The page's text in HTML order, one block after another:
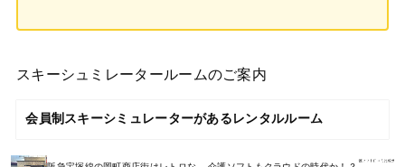
スキーシュミレータールームのご案内
会員制スキーシミュレーターがあるレンタルルーム